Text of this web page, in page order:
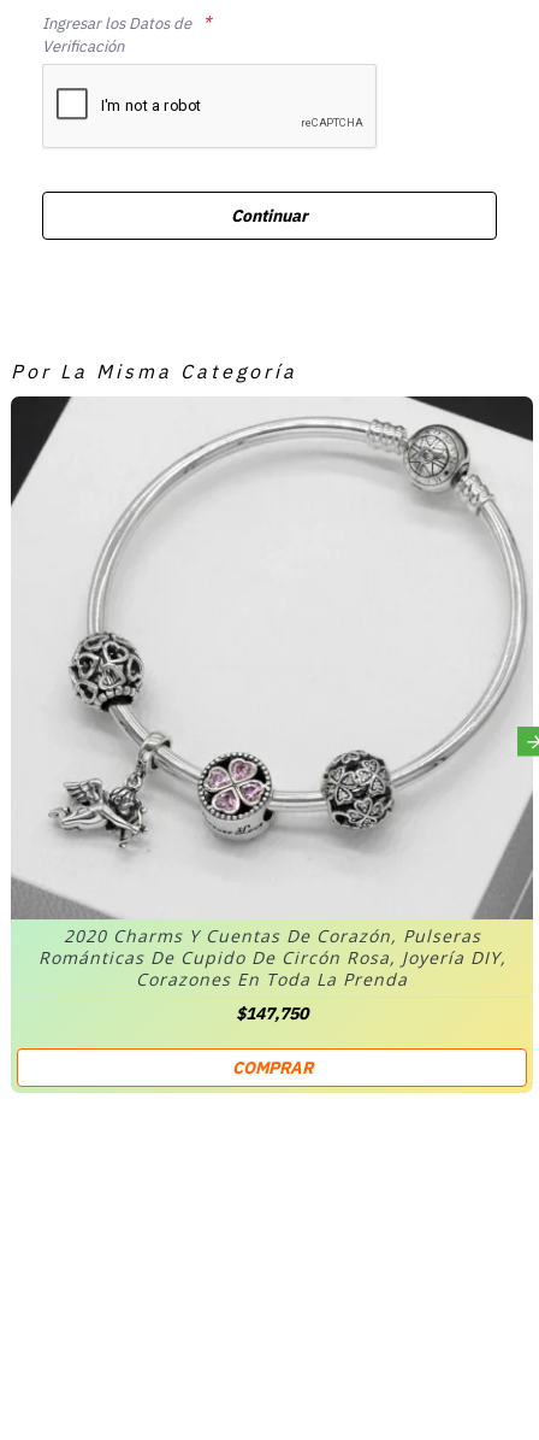
Ingresar los Datos de
Verificación
Continuar
Por La Misma Categoría
2020 Charms Y Cuentas De Corazón, Pulseras
Románticas De Cupido De Circón Rosa, Joyería DIY,
Corazones En Toda La Prenda
$147,750
COMPRAR